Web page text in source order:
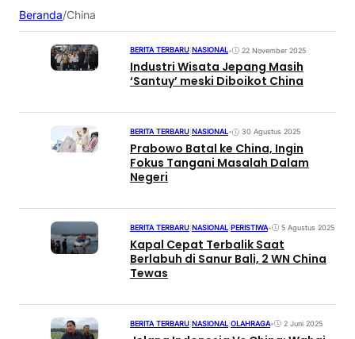
Beranda/China
BERITA TERBARU NASIONAL• 22 November 2025
Industri Wisata Jepang Masih
‘Santuy’ meski Diboikot China
BERITA TERBARU NASIONAL• 30 Agustus 2025
Prabowo Batal ke China, Ingin
Fokus Tangani Masalah Dalam
Negeri
BERITA TERBARU NASIONAL PERISTIWA• 5 Agustus 2025
Kapal Cepat Terbalik Saat
Berlabuh di Sanur Bali, 2 WN China
Tewas
BERITA TERBARU NASIONAL OLAHRAGA• 2 Juni 2025